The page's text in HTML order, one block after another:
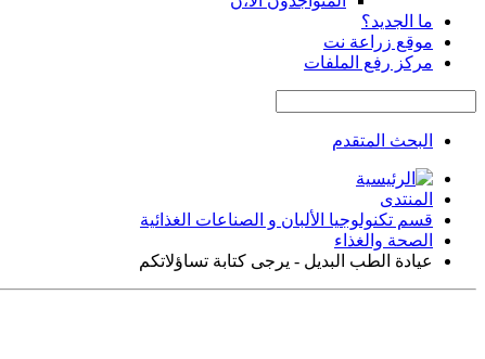
ما الجديد؟
موقع زراعة نت
مركز رفع الملفات
البحث المتقدم
المنتدى
قسم تكنولوجيا الألبان و الصناعات الغذائية
الصحة والغذاء
عيادة الطب البديل - يرجى كتابة تساؤلاتكم